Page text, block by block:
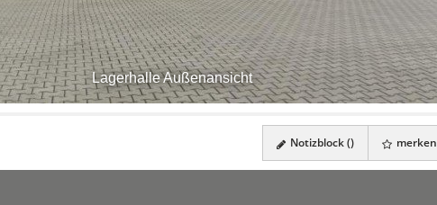
Lagerhalle Außenansicht
Notizblock () merken